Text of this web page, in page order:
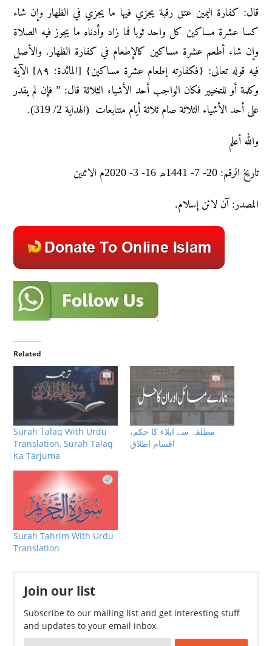
قال: كفارة اليمين عتق رقبة يجزي فيها ما يجزي في الظهار وإن شاء
كسا عشرة مساكين كل واحد ثوبا فما زاد وأدناه ما يجوز فيه الصلاة
وإن شاء أطعم عشرة مساكين كالإطعام في كفارة الظهار. والأصل
فيه قوله تعالى: {فكفارته إطعام عشرة مساكين} [المائدة: ٨٩] الآية
وكلمة أو للتخيير فكان الواجب أحد الأشياء الثلاثة قال: ” فإن لم يقدر
على أحد الأشياء الثلاثة صام ثلاثة أيام متتابعات (الهداية 2/ 319).
والله أعلم
تاريخ الرقم: 20- 7- 1441ھ 16- 3- 2020م الاثنین
المصدر: آن لائن إسلام.
Related
Surah Talaq With Urdu
Translation, Surah Talaq
Ka Tarjuma
مطلقہ سے ایلاء کا حکم،
اقسام اطلاق
Surah Tahrim With Urdu
Translation
Join our list
Subscribe to our mailing list and get interesting stuff
and updates to your email inbox.